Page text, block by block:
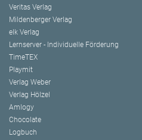
Veritas Verlag
Mildenberger Verlag
elk Verlag
Lernserver - Individuelle Förderung
TimeTEX
Playmit
Verlag Weber
Verlag Hölzel
Amlogy
Chocolate
Logbuch